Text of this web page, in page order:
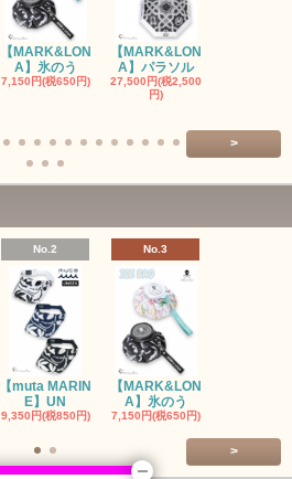
【MARK&LON
A】氷のう
7,150円(税650円)
【MARK&LON
A】パラソル
27,500円(税2,500
円)
>
No.2
【muta MARIN
E】UN
9,350円(税850円)
No.3
【MARK&LON
A】氷のう
7,150円(税650円)
>